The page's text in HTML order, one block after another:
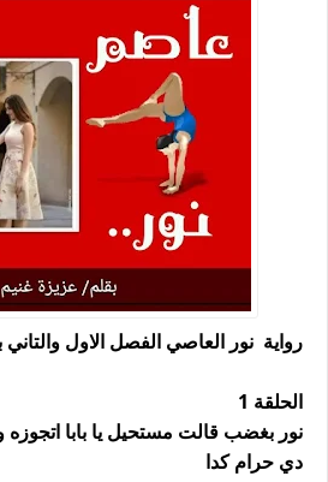
رواية نور العاصي الفصل الاول
الحلقة 1
نور بغضب قالت مستحيل يا بابا اتجوزه
دي حرام كدا